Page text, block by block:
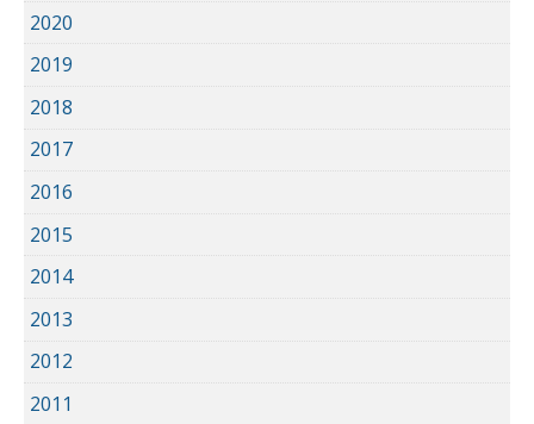
2020
2019
2018
2017
2016
2015
2014
2013
2012
2011